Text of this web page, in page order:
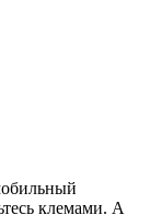
клемами. А